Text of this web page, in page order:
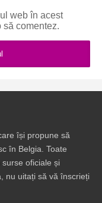
web în acest
să comentez.
își propune să
în Belgia. Toate
oficiale și
nu uitați să vă înscrieți